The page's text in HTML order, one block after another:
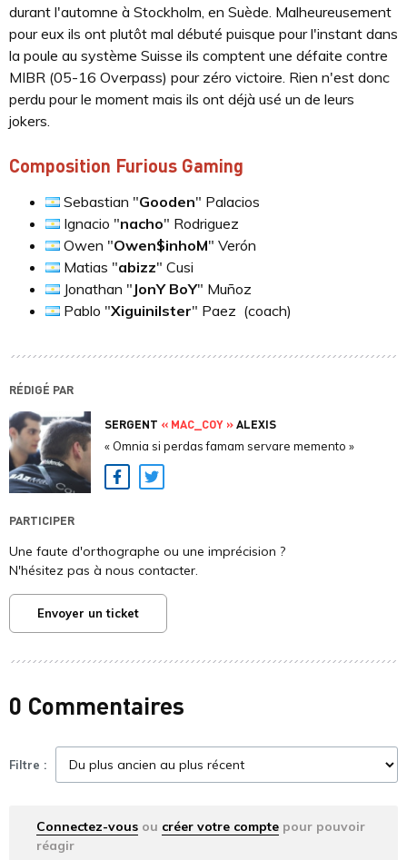
durant l'automne à Stockholm, en Suède. Malheureusement
pour eux ils ont plutôt mal débuté puisque pour l'instant dans
la poule au système Suisse ils comptent une défaite contre
MIBR (05-16 Overpass) pour zéro victoire. Rien n'est donc
perdu pour le moment mais ils ont déjà usé un de leurs
jokers.
Composition Furious Gaming
Sebastian "Gooden" Palacios
Ignacio "nacho" Rodriguez
Owen "Owen$inhoM" Verón
Matias "abizz" Cusi
Jonathan " JonY BoY" Muñoz
Pablo "Xiguinilster" Paez (coach)
RÉDIGÉ PAR
SERGENT « MAC_COY »ALEXIS
« Omnia si perdas famam servare memento »
Facebook
Twitter
PARTICIPER
Une faute d'orthographe ou une imprécision ?
N'hésitez pas à nous contacter.
Envoyer un ticket
0 Commentaires
Filtre :
Connectez-vous ou créer votre compte pour pouvoir
réagir